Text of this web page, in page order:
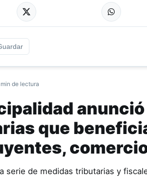
de lectura
que
serie de medidas tributarias y